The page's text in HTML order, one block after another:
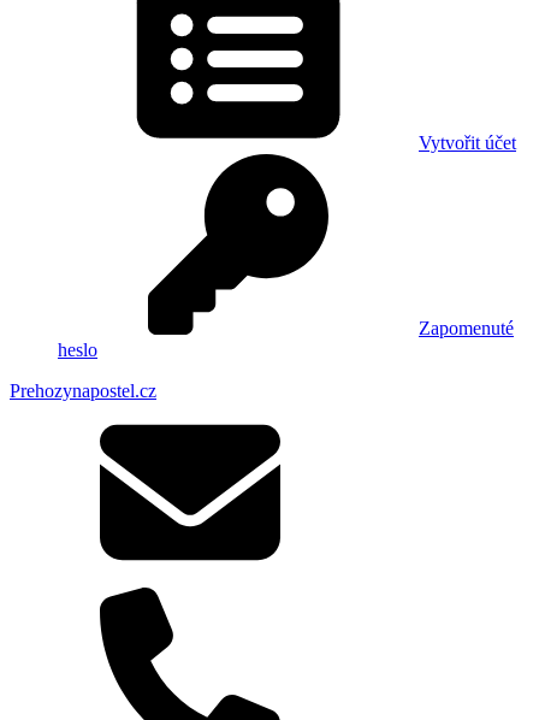
Vytvořit účet
Zapomenuté
heslo
Prehozynapostel.cz